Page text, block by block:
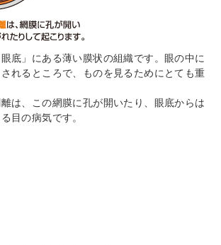
底」にある薄い膜状の組織です。眼の中に
れるところで、ものを見るためにとても重
は、この網膜に孔が開いたり、眼底からは
目の病気です。